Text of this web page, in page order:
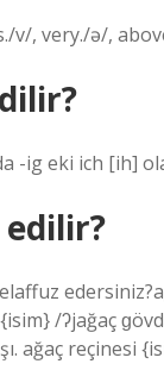
, very./ə/,
-ig eki ich [ih]
edilir?
/ʔjağaç
ağaç reçinesi